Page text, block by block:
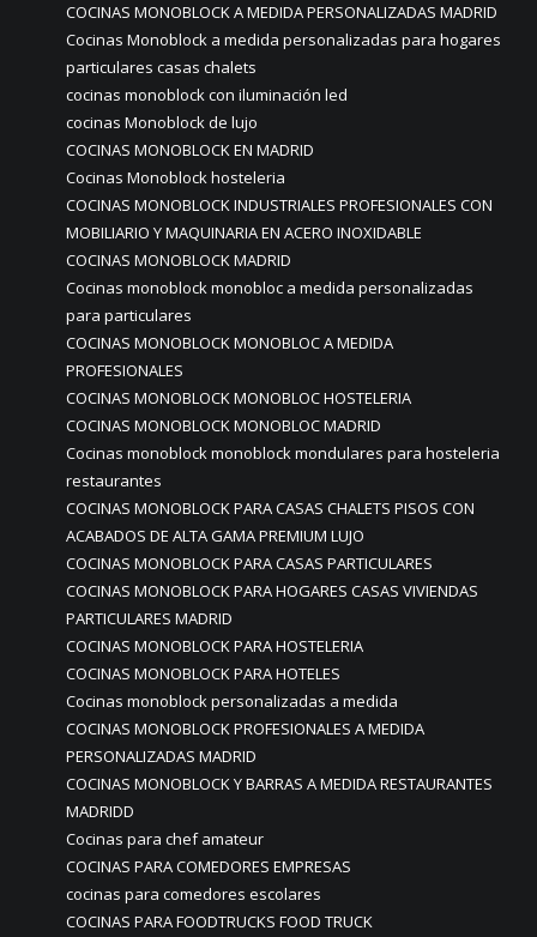
COCINAS MONOBLOCK A MEDIDA PERSONALIZADAS MADRID
Cocinas Monoblock a medida personalizadas para hogares
particulares casas chalets
cocinas monoblock con iluminación led
cocinas Monoblock de lujo
COCINAS MONOBLOCK EN MADRID
Cocinas Monoblock hosteleria
COCINAS MONOBLOCK INDUSTRIALES PROFESIONALES CON
MOBILIARIO Y MAQUINARIA EN ACERO INOXIDABLE
COCINAS MONOBLOCK MADRID
Cocinas monoblock monobloc a medida personalizadas
para particulares
COCINAS MONOBLOCK MONOBLOC A MEDIDA
PROFESIONALES
COCINAS MONOBLOCK MONOBLOC HOSTELERIA
COCINAS MONOBLOCK MONOBLOC MADRID
Cocinas monoblock monoblock mondulares para hosteleria
restaurantes
COCINAS MONOBLOCK PARA CASAS CHALETS PISOS CON
ACABADOS DE ALTA GAMA PREMIUM LUJO
COCINAS MONOBLOCK PARA CASAS PARTICULARES
COCINAS MONOBLOCK PARA HOGARES CASAS VIVIENDAS
PARTICULARES MADRID
COCINAS MONOBLOCK PARA HOSTELERIA
COCINAS MONOBLOCK PARA HOTELES
Cocinas monoblock personalizadas a medida
COCINAS MONOBLOCK PROFESIONALES A MEDIDA
PERSONALIZADAS MADRID
COCINAS MONOBLOCK Y BARRAS A MEDIDA RESTAURANTES
MADRIDD
Cocinas para chef amateur
COCINAS PARA COMEDORES EMPRESAS
cocinas para comedores escolares
COCINAS PARA FOODTRUCKS FOOD TRUCK